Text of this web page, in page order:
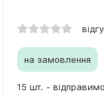
на замовлення
15 шт. -